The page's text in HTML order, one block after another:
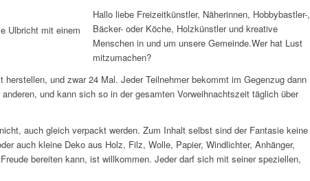
Ulbricht mit einem
Hallo liebe Freizeitkünstler, Näherinnen, Hobbybastler-,
Bäcker- oder Köche, Holzkünstler und kreative
Menschen in und um unsere Gemeinde.Wer hat Lust
mitzumachen?
und zwar 24 Mal. Jeder Teilnehmer bekommt im Gegenzug dann
und kann sich so in der gesamten Vorweihnachtszeit täglich über
auch gleich verpackt werden. Zum Inhalt selbst sind der Fantasie keine
auch kleine Deko aus Holz, Filz, Wolle, Papier, Windlichter, Anhänger,
bereiten kann, ist willkommen. Jeder darf sich mit seiner speziellen,